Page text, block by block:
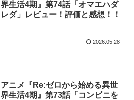
界生活4期』第74話「オマエハダ
レダ」レビュー！評価と感想！！
2026.05.28
アニメ『Re:ゼロから始める異世
界生活4期』第73話「コンビニを